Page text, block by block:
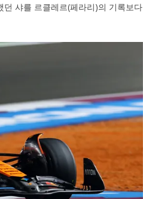
샤를 르클레르(페라리)의 기록보다